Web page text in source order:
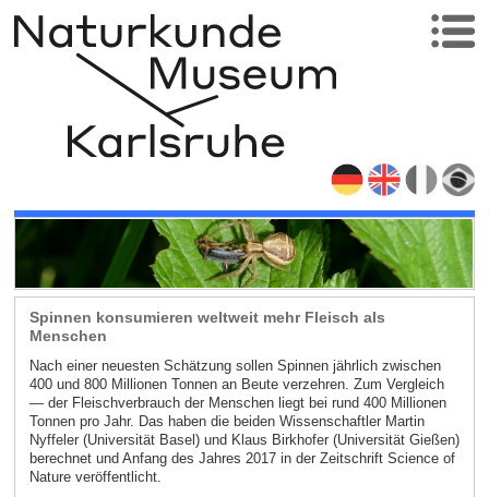
Spinnen konsumieren weltweit mehr Fleisch als
Menschen
Nach einer neuesten Schätzung sollen Spinnen jährlich zwischen
400 und 800 Millionen Tonnen an Beute verzehren. Zum Vergleich
— der Fleischverbrauch der Menschen liegt bei rund 400 Millionen
Tonnen pro Jahr. Das haben die beiden Wissenschaftler Martin
Nyffeler (Universität Basel) und Klaus Birkhofer (Universität Gießen)
berechnet und Anfang des Jahres 2017 in der Zeitschrift Science of
Nature veröffentlicht.